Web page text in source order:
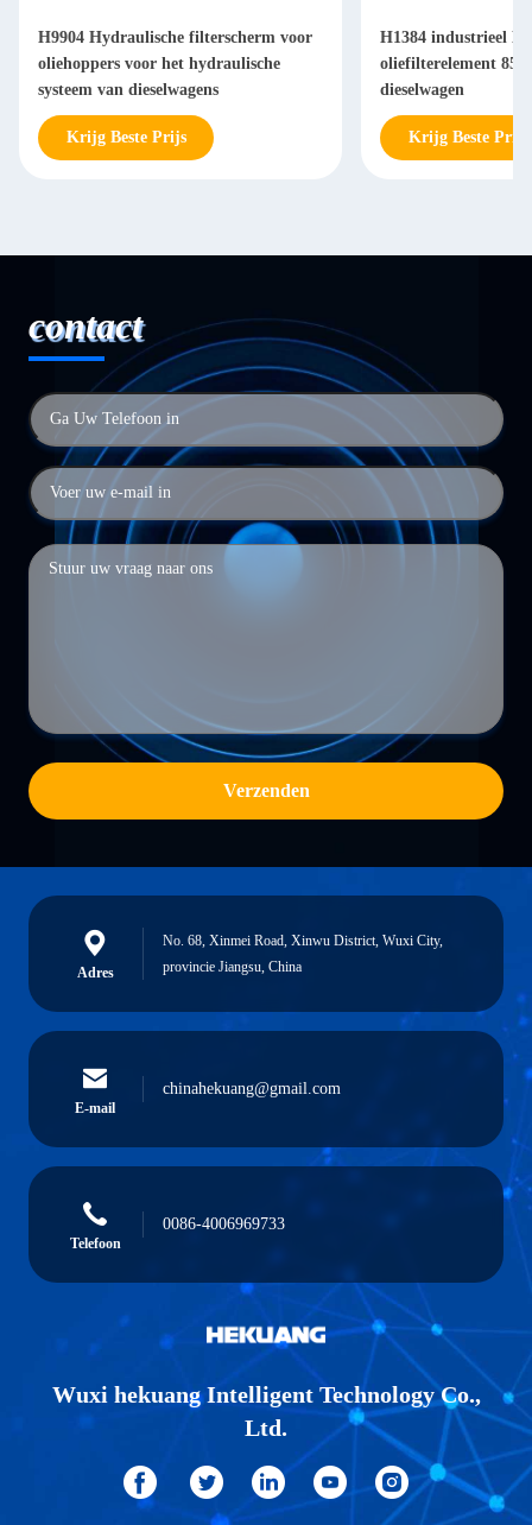
H9904 Hydraulische filterscherm voor
oliehoppers voor het hydraulische
systeem van dieselwagens
Krijg Beste Prijs
H1384 industrieel
oliefilterelement 85
dieselwagen
Krijg Beste Prijs
contact
Verzenden
Adres
No. 68, Xinmei Road, Xinwu District, Wuxi City,
provincie Jiangsu, China
E-mail
chinahekuang@gmail.com
Telefoon
0086-4006969733
Wuxi hekuang Intelligent Technology Co.,
Ltd.